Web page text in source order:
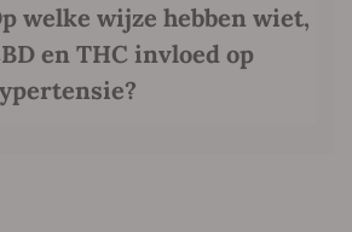
welke wijze hebben wiet,
en THC invloed op